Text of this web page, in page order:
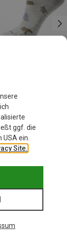
ggf. die
ein.
Site.